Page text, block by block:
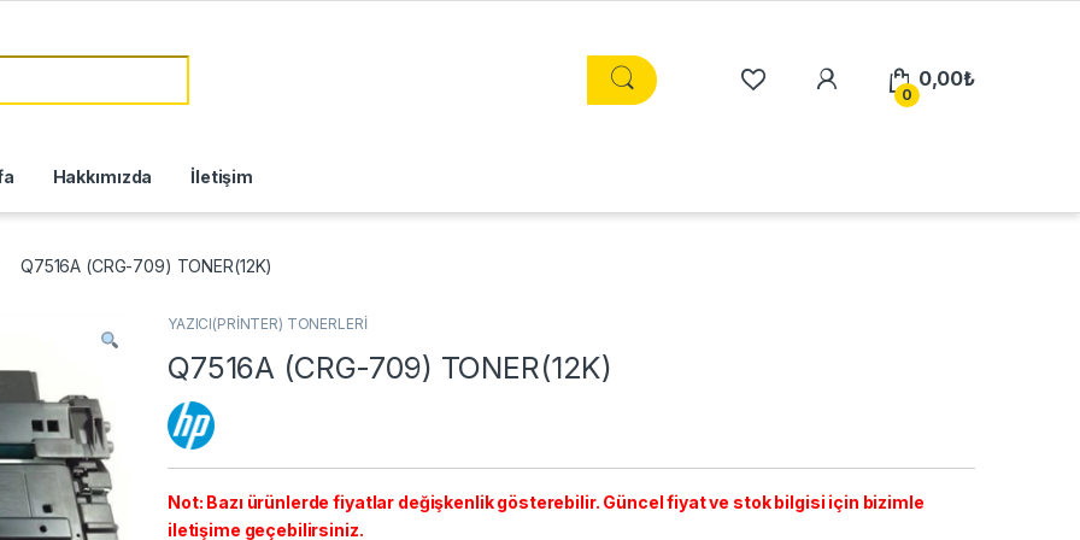
0
0,00₺
Hakkımızda İletişim
Q7516A (CRG-709) TONER(12K)
YAZICI(PRİNTER) TONERLERİ
Q7516A (CRG-709) TONER(12K)
Not: Bazı ürünlerde fiyatlar değişkenlik gösterebilir. Güncel fiyat ve stok bilgisi için bizimle
iletişime geçebilirsiniz.